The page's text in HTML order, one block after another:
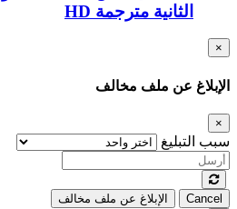
الثانية مترجمة HD
×
الإبلاغ عن ملف مخالف
×
سبب التبليغ
Cancel
الإبلاغ عن ملف مخالف